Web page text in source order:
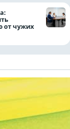
от чужих